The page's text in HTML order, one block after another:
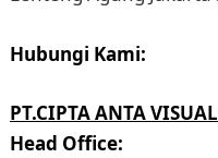
Hubungi Kami:
PT.CIPTA ANTA VISUAL
Head Office: